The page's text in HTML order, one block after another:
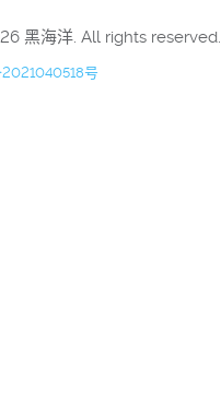
黑海洋. All rights reserved.
2021040518号